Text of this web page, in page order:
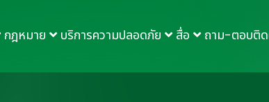
กฎหมาย บริการความปลอดภัย สื่อ ถาม-ตอบติ